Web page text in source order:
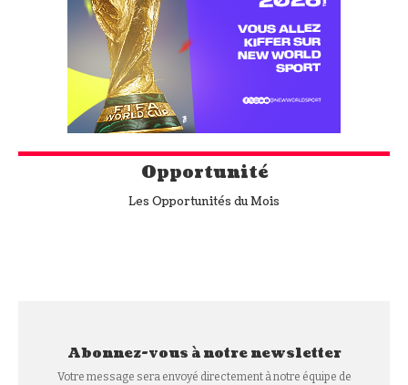
Opportunité
Les Opportunités du Mois
Abonnez-vous à notre newsletter
Votre message sera envoyé directement à notre équipe de